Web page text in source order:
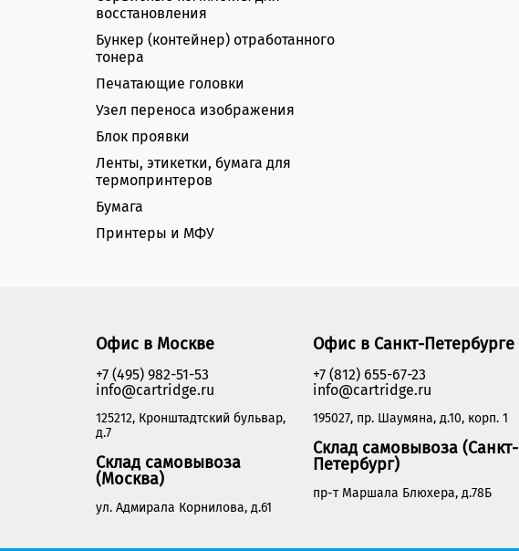
восстановления
Бункер (контейнер) отработанного
тонера
Печатающие головки
Узел переноса изображения
Блок проявки
Ленты, этикетки, бумага для
термопринтеров
Бумага
Принтеры и МФУ
Офис в Москве
+7 (495) 982-51-53
info@cartridge.ru
125212, Кронштадтский бульвар,
д.7
Склад самовывоза
(Москва)
ул. Адмирала Корнилова, д.61
Офис в Санкт-Петербурге
+7 (812) 655-67-23
info@cartridge.ru
195027, пр. Шаумяна, д.10, корп. 1
Склад самовывоза (Санкт-
Петербург)
пр-т Маршала Блюхера, д.78Б